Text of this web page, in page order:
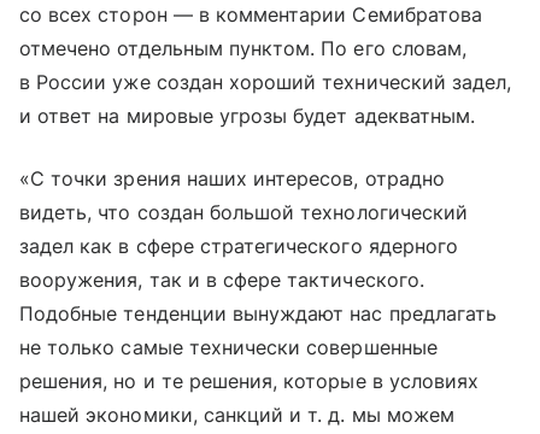
со всех сторон — в комментарии Семибратова
отмечено отдельным пунктом. По его словам,
в России уже создан хороший технический задел,
и ответ на мировые угрозы будет адекватным.
«С точки зрения наших интересов, отрадно
видеть, что создан большой технологический
задел как в сфере стратегического ядерного
вооружения, так и в сфере тактического.
Подобные тенденции вынуждают нас предлагать
не только самые технически совершенные
решения, но и те решения, которые в условиях
нашей экономики, санкций и т. д. мы можем